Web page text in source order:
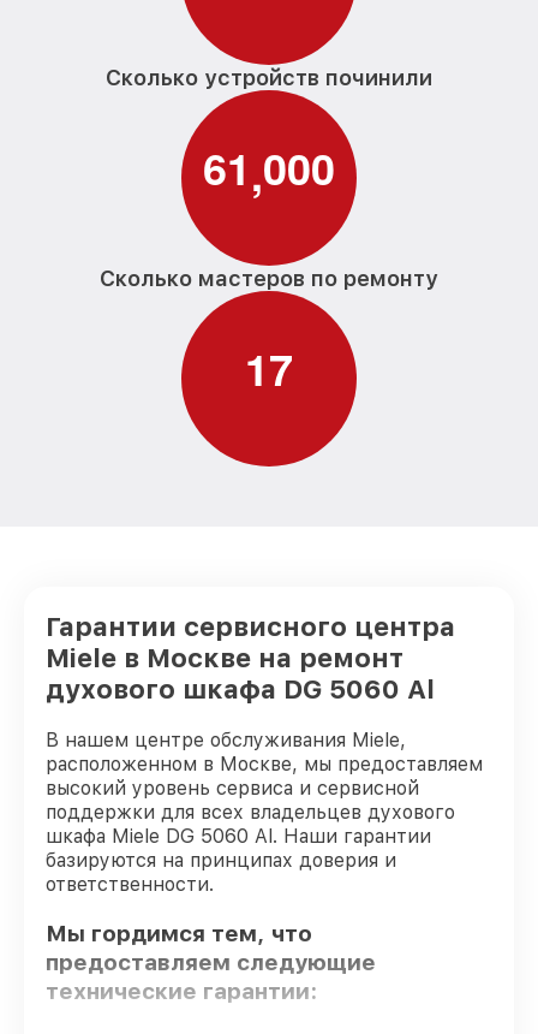
Сколько устройств починили
61,000
Сколько мастеров по ремонту
17
Гарантии сервисного центра
Miele в Москве на ремонт
духового шкафа DG 5060 Al
В нашем центре обслуживания Miele,
расположенном в Москве, мы предоставляем
высокий уровень сервиса и сервисной
поддержки для всех владельцев духового
шкафа Miele DG 5060 Al. Наши гарантии
базируются на принципах доверия и
ответственности.
Мы гордимся тем, что
предоставляем следующие
технические гарантии: